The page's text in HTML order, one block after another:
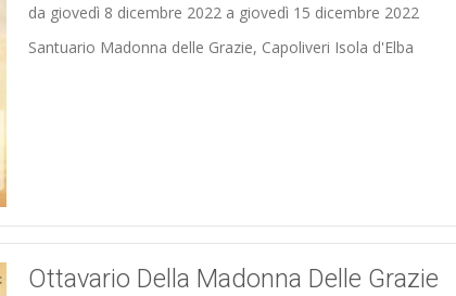
da giovedì 8 dicembre 2022 a giovedì 15 dicembre 2022
Santuario Madonna delle Grazie, Capoliveri Isola d'Elba
Ottavario Della Madonna Delle Grazie